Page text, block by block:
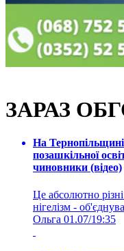
ЗАРАЗ
На
позашкільної
чиновники (відео)
Це абсолютно
нігелізм -
Ольга 01.07/19:35